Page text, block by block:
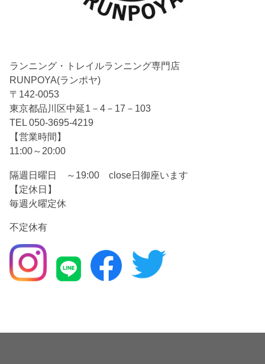
ランニング・トレイルランニング専門店
RUNPOYA(ランポヤ)
〒142-0053
東京都品川区中延1－4－17－103
TEL 050-3695-4219
【営業時間】
11:00～20:00
隔週日曜日 ～19:00 close日御座います
【定休日】
毎週火曜定休
不定休有